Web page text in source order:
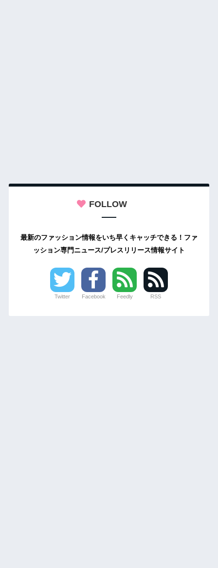
FOLLOW
最新のファッション情報をいち早くキャッチできる！ファ
ッション専門ニュース/プレスリリース情報サイト
Twitter Facebook Feedly RSS